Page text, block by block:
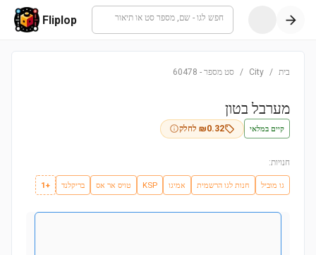
חפש לגו - שם, מספר סט או תיאור Fliplop
בית /
City
/ סט מספר -
60478
מערבל בטון
קיים במלאי ₪0.32 לחלק
חנויות:
גו מוביל חנות לגו הרשמית אמיגו KSP טויס אר אס בריקלנד +1